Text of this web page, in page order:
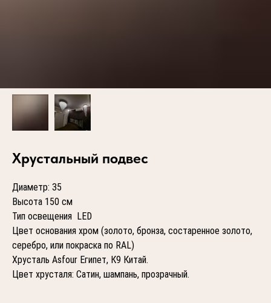
Хрустальный подвес
Диаметр: 35
Высота 150 см
Тип освещения LED
Цвет основания хром (золото, бронза, состаренное золото,
серебро, или покраска по RAL)
Хрусталь Asfour Египет, К9 Китай.
Цвет хрусталя: Сатин, шампань, прозрачный.